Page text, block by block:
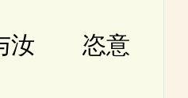
汝 恣意